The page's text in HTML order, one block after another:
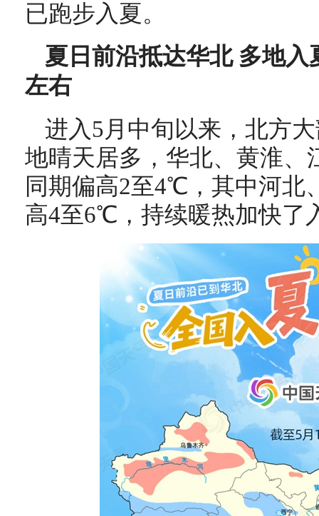
已跑步入夏。
夏日前沿抵达华北 多地
左右
进入5月中旬以来，北方
地晴天居多，华北、黄淮、
同期偏高2至4℃，其中河北
高4至6℃，持续暖热加快了